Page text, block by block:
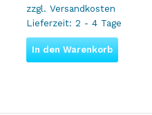
zzgl. Versandkosten
Lieferzeit: 2 - 4 Tage
In den Warenkorb